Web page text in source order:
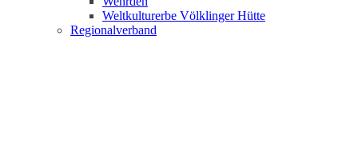
Weltkulturerbe Völklinger Hütte
Regionalverband